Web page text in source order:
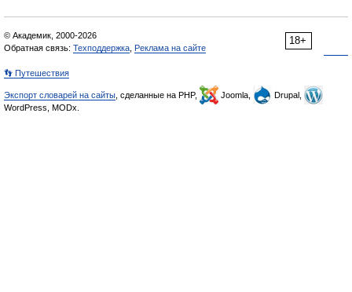
18+
© Академик, 2000-2026
Обратная связь: Техподдержка Реклама на сайте
👣 Путешествия
Экспорт словарей на сайты , сделанные на PHP, Joomla,
Drupal,
WordPress, MODx.